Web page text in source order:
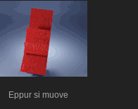
Eppur si muove